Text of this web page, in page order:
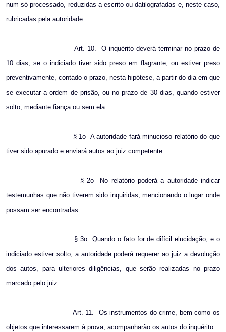
num só processado, reduzidas a escrito ou datilografadas e, neste caso,
rubricadas pela autoridade.
Art. 10.
O inquérito deverá terminar no prazo de
10 dias, se o indiciado tiver sido preso em flagrante, ou estiver preso
preventivamente, contado o prazo, nesta hipótese, a partir do dia em que
se executar a ordem de prisão, ou no prazo de 30 dias, quando estiver
solto, mediante fiança ou sem ela.
§ 1o A autoridade fará minucioso relatório do que
tiver sido apurado e enviará autos ao juiz competente.
§ 2o
No relatório poderá a autoridade indicar
testemunhas que não tiverem sido inquiridas, mencionando o lugar onde
possam ser encontradas.
§ 3o
Quando o fato for de difícil elucidação, e o
indiciado estiver solto, a autoridade poderá requerer ao juiz a devolução
dos autos, para ulteriores diligências, que serão realizadas no prazo
marcado pelo juiz.
Art. 11.
Os instrumentos do crime, bem como os
objetos que interessarem à prova, acompanharão os autos do inquérito.